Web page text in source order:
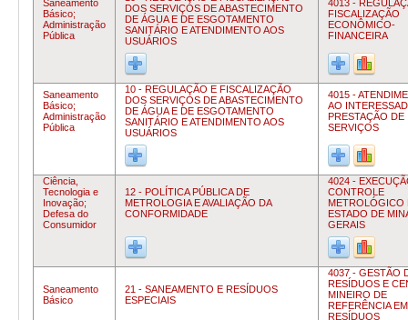
Saneamento
Básico;
Administração
Pública
DOS SERVIÇOS DE ABASTECIMENTO
DE ÁGUA E DE ESGOTAMENTO
SANITÁRIO E ATENDIMENTO AOS
USUÁRIOS
4013 -
FISCALIZAÇÃO
ECONÔMICO-
FINANCEIRA
Saneamento
Básico;
Administração
Pública
10 - REGULAÇÃO E FISCALIZAÇÃO
DOS SERVIÇOS DE ABASTECIMENTO
DE ÁGUA E DE ESGOTAMENTO
SANITÁRIO E ATENDIMENTO AOS
USUÁRIOS
4015 -
AO
PRESTAÇÃO DE
SERVIÇOS
Ciência,
Tecnologia e
Inovação;
Defesa do
Consumidor
12 - POLÍTICA PÚBLICA DE
METROLOGIA E AVALIAÇÃO DA
CONFORMIDADE
4024 -
CONTROLE
METROLÓGICO
ESTADO DE
GERAIS
Saneamento
Básico
21 - SANEAMENTO E RESÍDUOS
ESPECIAIS
4037 - GESTÃO
RESÍDUOS E
MINEIRO DE
REFERÊNCIA EM
RESÍDUOS